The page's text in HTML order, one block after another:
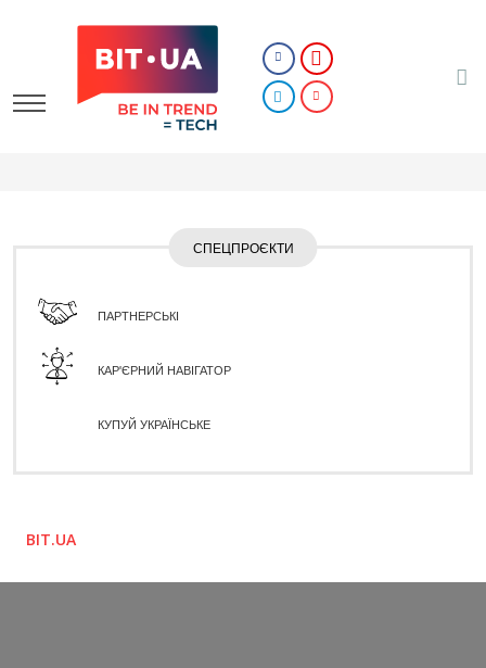
СПЕЦПРОЄКТИ
ПАРТНЕРСЬКІ
КАР'ЄРНИЙ НАВІГАТОР
КУПУЙ УКРАЇНСЬКЕ
BIT.UA